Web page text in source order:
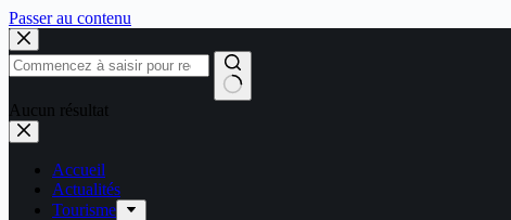
Passer au contenu
Aucun résultat
Accueil
Actualités
Tourisme